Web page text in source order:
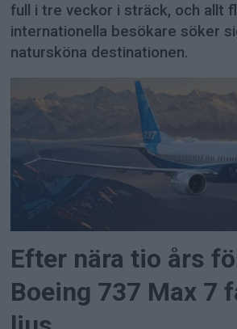
full i tre veckor i sträck, och allt
internationella besökare söker
natursköna destinationen.
Efter nära tio års
Boeing 737 Max 7